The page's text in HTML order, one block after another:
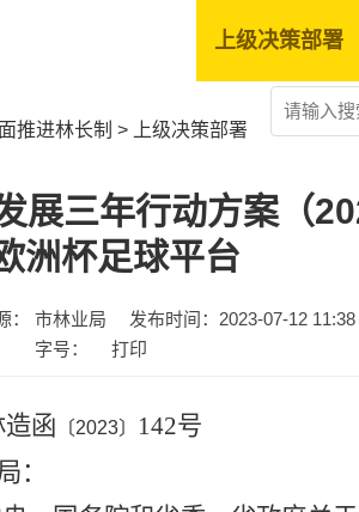
上级决策部署
推进林长制 > 上级决策部署
展三年行动方案（
洲杯足球平台
： 市林业局
发布时间：2023-07-12 11:38
字号：
打印
造函 〔2023〕 142号
：